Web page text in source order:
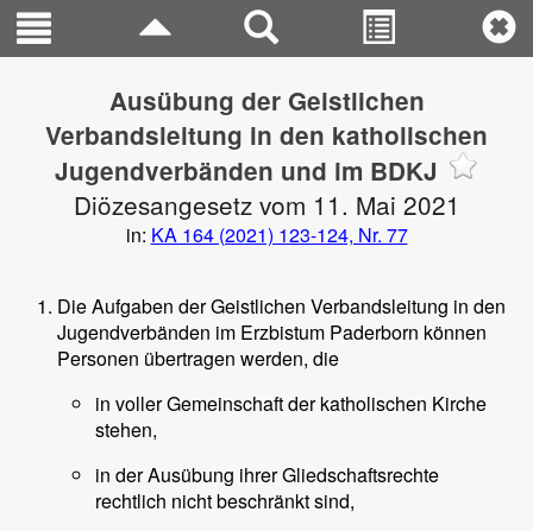
Ausübung der Geistlichen
Verbandsleitung in den katholischen
Jugendverbänden und im BDKJ
Diözesangesetz vom 11. Mai 2021
in: KA 164 (2021) 123-124, Nr. 77
Die Aufgaben der Geistlichen Verbandsleitung in den
Jugendverbänden im Erzbistum Paderborn können
Personen übertragen werden, die
in voller Gemeinschaft der katholischen Kirche
stehen,
in der Ausübung ihrer Gliedschaftsrechte
rechtlich nicht beschränkt sind,